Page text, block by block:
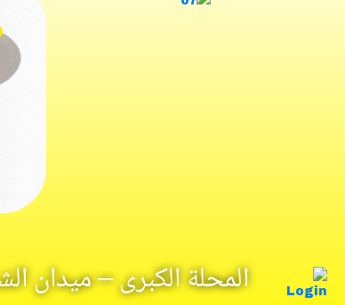
المحلة الكبرى – ميدان